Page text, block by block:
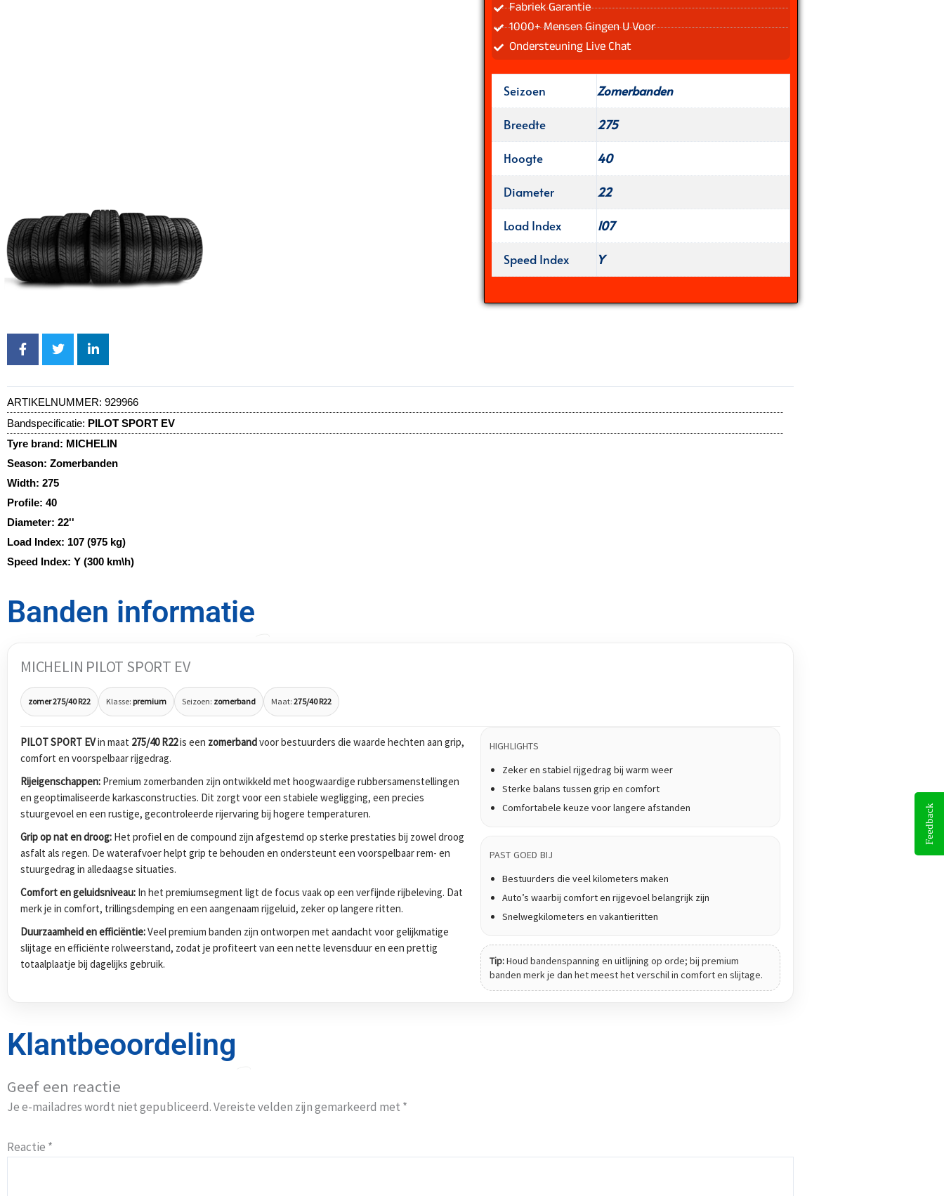
Fabriek Garantie
1000+ Mensen Gingen U Voor
Ondersteuning Live Chat
Seizoen
Zomerbanden
Breedte
275
Hoogte
40
Diameter
22
Load Index
107
Speed Index
Y
ARTIKELNUMMER: 929966
Bandspecificatie: PILOT SPORT EV
Tyre brand: MICHELIN
Season: Zomerbanden
Width: 275
Profile: 40
Diameter: 22''
Load Index: 107 (975 kg)
Speed Index: Y (300 km\h)
Banden informatie
MICHELIN PILOT SPORT EV
zomer 275/40 R22 Klasse: premium Seizoen: zomerband Maat: 275/40 R22
PILOT SPORT EVin maat 275/40 R22is een zomerbandvoor bestuurders die waarde hechten aan grip,
comfort en voorspelbaar rijgedrag.
Rijeigenschappen: Premium zomerbanden zijn ontwikkeld met hoogwaardige rubbersamenstellingen
en geoptimaliseerde karkasconstructies. Dit zorgt voor een stabiele wegligging, een precies
stuurgevoel en een rustige, gecontroleerde rijervaring bij hogere temperaturen.
Grip op nat en droog: Het profiel en de compound zijn afgestemd op sterke prestaties bij zowel droog
asfalt als regen. De waterafvoer helpt grip te behouden en ondersteunt een voorspelbaar rem- en
stuurgedrag in alledaagse situaties.
Comfort en geluidsniveau: In het premiumsegment ligt de focus vaak op een verfijnde rijbeleving. Dat
merk je in comfort, trillingsdemping en een aangenaam rijgeluid, zeker op langere ritten.
Duurzaamheid en efficiëntie:Veel premium banden zijn ontworpen met aandacht voor gelijkmatige
slijtage en efficiënte rolweerstand, zodat je profiteert van een nette levensduur en een prettig
totaalplaatje bij dagelijks gebruik.
HIGHLIGHTS
Zeker en stabiel rijgedrag bij warm weer
Sterke balans tussen grip en comfort
Comfortabele keuze voor langere afstanden
PAST GOED BIJ
Bestuurders die veel kilometers maken
Auto’s waarbij comfort en rijgevoel belangrijk zijn
Snelwegkilometers en vakantieritten
Tip:Houd bandenspanning en uitlijning op orde; bij premium
banden merk je dan het meest het verschil in comfort en slijtage.
Klantbeoordeling
Geef een reactie
Je e-mailadres wordt niet gepubliceerd.Vereiste velden zijn gemarkeerd met *
Reactie *
Feedback